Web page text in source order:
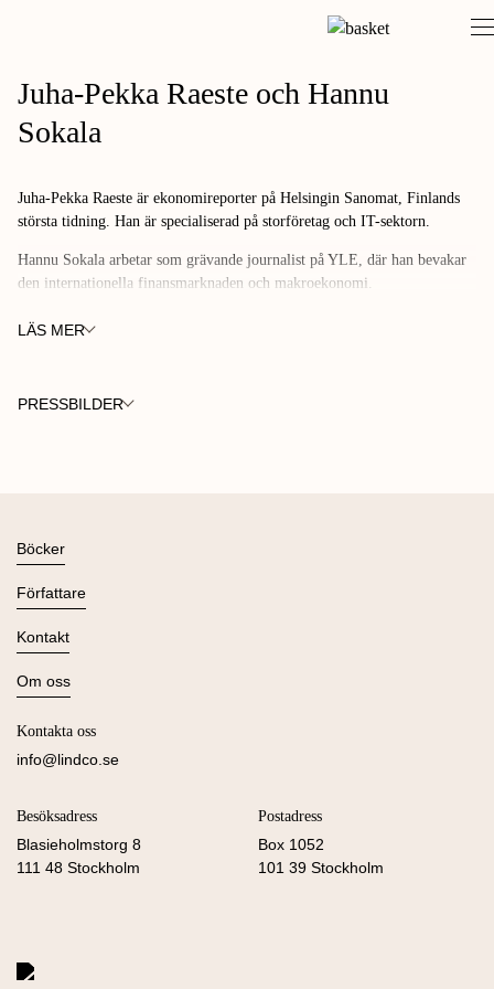
Juha-Pekka Raeste och Hannu
Sokala
Juha-Pekka Raeste är ekonomireporter på Helsingin Sanomat, Finlands
största tidning. Han är specialiserad på storföretag och IT-sektorn.
Hannu Sokala arbetar som grävande journalist på YLE, där han bevakar
den internationella finansmarknaden och makroekonomi.
LÄS MER
PRESSBILDER
Kontakta oss
info@lindco.se
Postadress
Box 1052
101 39 Stockholm
Besöksadress
Blasieholmstorg 8
111 48 Stockholm
Böcker
Alla böcker
Ljudböcker
Nyheter
Författare
Se alla
Kontakt
Kontakta oss
Press
Kataloger
Manus
Om oss